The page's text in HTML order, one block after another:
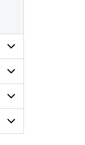
Undersidor
för
Radar
och
Undersidor
för
Väder
till
havs
Undersidor
för